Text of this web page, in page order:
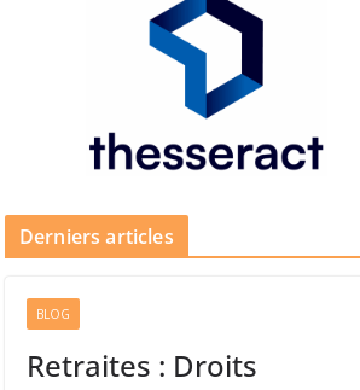
Derniers articles
BLOG
Retraites : Droits